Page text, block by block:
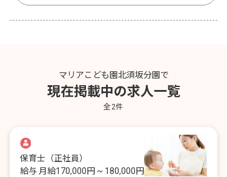
マリアこども園北須坂分園で
現在掲載中の求人一覧
全2件
保育士 （正社員）
給与 月給170,000円 ~ 180,000円